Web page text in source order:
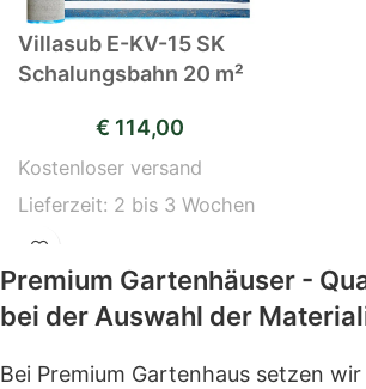
Villasub E-KV-15 SK
Schalungsbahn 20 m²
€ 114,00
Kostenloser versand
Lieferzeit: 2 bis 3 Wochen
Premium Gartenhäuser -
bei der Auswahl der
Bei Premium Gartenhaus setzen